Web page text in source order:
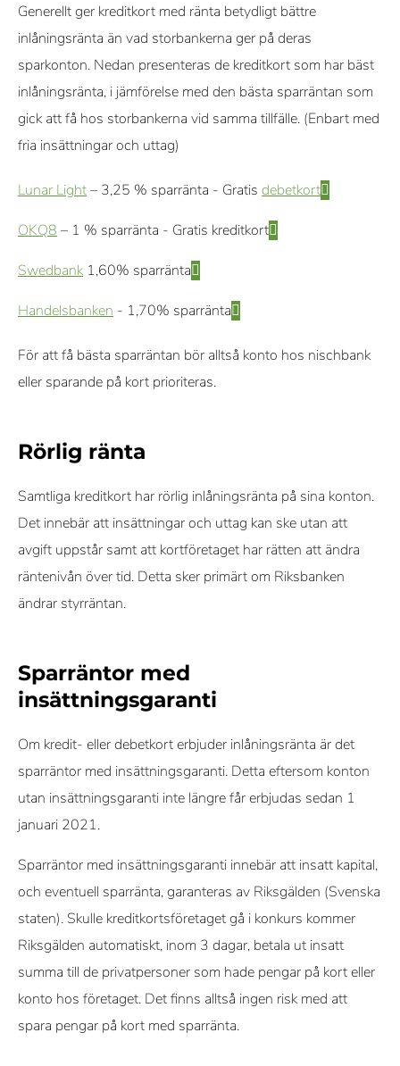
Generellt ger kreditkort med ränta betydligt bättre
inlåningsränta än vad storbankerna ger på deras
sparkonton. Nedan presenteras de kreditkort som har bäst
inlåningsränta, i jämförelse med den bästa sparräntan som
gick att få hos storbankerna vid samma tillfälle. (Enbart med
fria insättningar och uttag)
Lunar Light– 3,25 % sparränta - Gratis debetkort
OKQ8 – 1 % sparränta - Gratis kreditkort
Swedbank 1,60% sparränta
Handelsbanken - 1,70% sparränta
För att få bästa sparräntan bör alltså konto hos nischbank
eller sparande på kort prioriteras.
Rörlig ränta
Samtliga kreditkort har rörlig inlåningsränta på sina konton.
Det innebär att insättningar och uttag kan ske utan att
avgift uppstår samt att kortföretaget har rätten att ändra
räntenivån över tid. Detta sker primärt om Riksbanken
ändrar styrräntan.
Sparräntor med
insättningsgaranti
Om kredit- eller debetkort erbjuder inlåningsränta är det
sparräntor med insättningsgaranti. Detta eftersom konton
utan insättningsgaranti inte längre får erbjudas sedan 1
januari 2021.
Sparräntor med insättningsgaranti innebär att insatt kapital,
och eventuell sparränta, garanteras av Riksgälden (Svenska
staten). Skulle kreditkortsföretaget gå i konkurs kommer
Riksgälden automatiskt, inom 3 dagar, betala ut insatt
summa till de privatpersoner som hade pengar på kort eller
konto hos företaget. Det finns alltså ingen risk med att
spara pengar på kort med sparränta.